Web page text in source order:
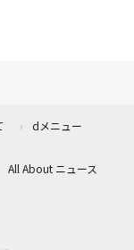
dメニュー
All About ニュース